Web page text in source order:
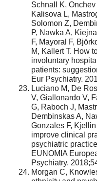
Schnall K,
Kalisova L,
Solomon Z,
P, Nawka A,
F, Mayoral F,
M, Kallert T. How
involuntary
patients:
Eur Psychiatry.
Luciano M, De
V, Giallonardo V,
G, Raboch J,
Dembinskas A,
Gonzales F,
improve clinical
psychiatric
EUNOMIA
Psychiatry.
Morgan C,